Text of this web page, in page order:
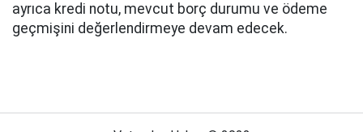
ayrıca kredi notu, mevcut borç durumu ve ödeme
geçmişini değerlendirmeye devam edecek.